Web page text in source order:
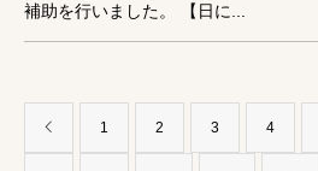
補助を行いました。 【日に...
1 2 3 4